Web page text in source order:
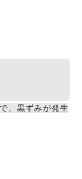
、黒ずみが発生